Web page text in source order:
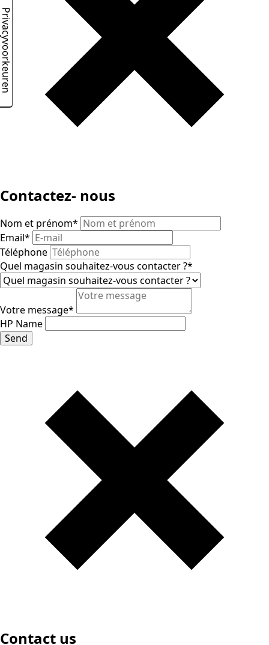
Contactez- nous
Nom et prénom*
Email*
Téléphone
Quel magasin souhaitez-vous contacter ?*
Votre message*
HP Name
Send
Contact us